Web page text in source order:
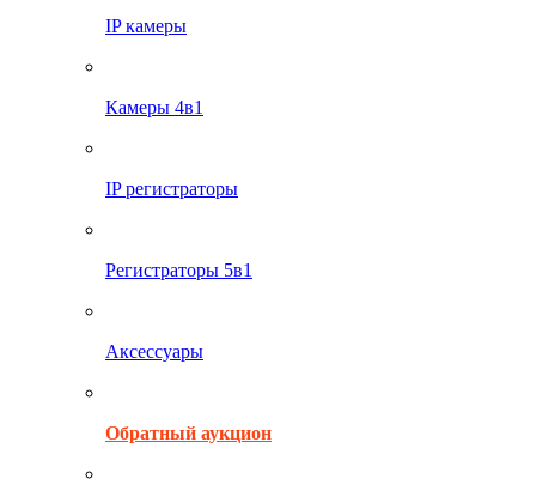
IP камеры
Камеры 4в1
IP регистраторы
Регистраторы 5в1
Аксессуары
Обратный аукцион